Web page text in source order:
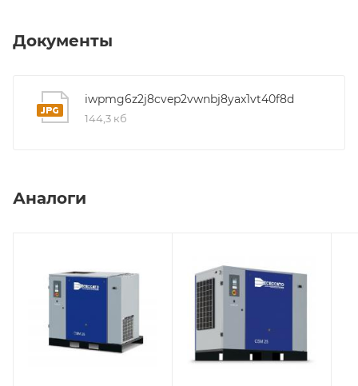
Документы
iwpmg6z2j8cvep2vwnbj8yax1vt40f8d
144,3 кб
Аналоги